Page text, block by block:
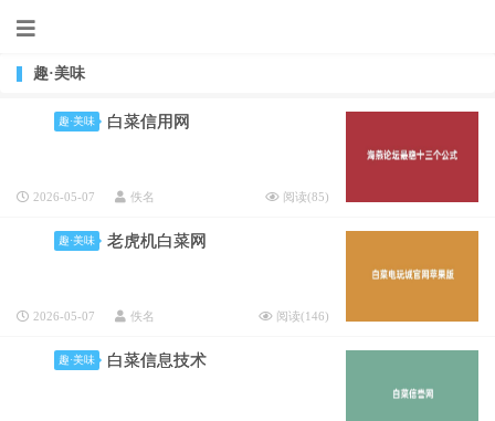
趣·美味
趣·美味 白菜信用网
2026-05-07 佚名 阅读(85)
趣·美味 老虎机白菜网
2026-05-07 佚名 阅读(146)
趣·美味 白菜信息技术